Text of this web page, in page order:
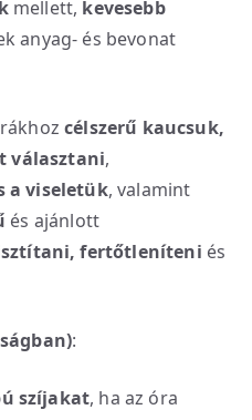
mellett, kevesebb
anyag- és bevonat
célszerű kaucsuk,
választani,
a viseletük, valamint
és ajánlott
fertőtleníteni és
:
szíjakat, ha az óra